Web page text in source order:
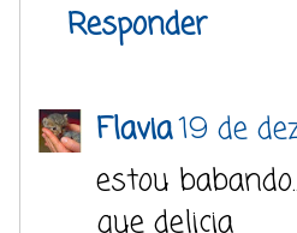
Responder
Flavia19 de
estou
que delicia